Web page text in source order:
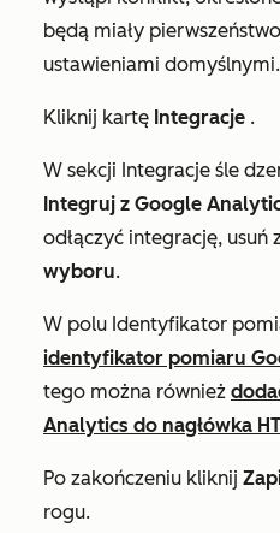
będą miały
ustawieniami domyślnymi.
Kliknij kartę Integracje .
W sekcji Integracje śle
Integruj z Google
odłączyć integrację, usuń
wyboru.
W polu Identyfikator
identyfikator pomiaru
tego można również
Analytics do nagłówka
Po zakończeniu kliknij
rogu.